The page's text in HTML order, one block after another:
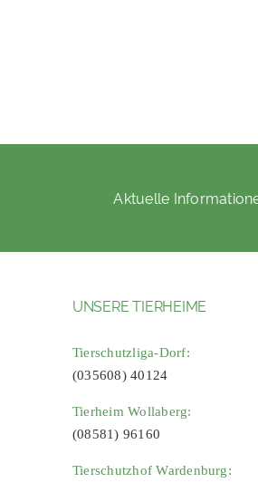
Aktuelle
UNSERE TIERHEIME
Tierschutzliga-Dorf:
(035608) 40124
Tierheim Wollaberg:
(08581) 96160
Tierschutzhof Wardenburg: